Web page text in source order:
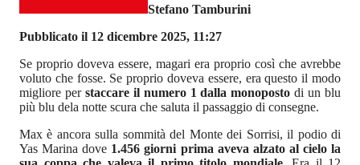
Stefano Tamburini
Pubblicato il 12 dicembre 2025, 11:27
Se proprio doveva essere, magari era proprio così che avrebbe
voluto che fosse. Se proprio doveva essere, era questo il modo
migliore per staccare il numero 1 dalla monoposto di un blu
più blu dela notte scura che saluta il passaggio di consegne.
Max è ancora sulla sommità del Monte dei Sorrisi, il podio di
Yas Marina dove 1.456 giorni prima aveva alzato al cielo la